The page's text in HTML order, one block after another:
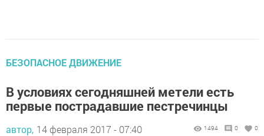
БЕЗОПАСНОЕ ДВИЖЕНИЕ
В условиях сегодняшней метели есть
первые пострадавшие пестречинцы
автор, 14 февраля 2017 - 07:40 1494 0 0